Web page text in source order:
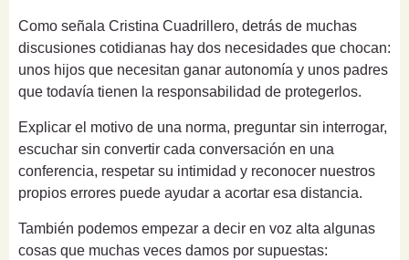
Como señala Cristina Cuadrillero, detrás de muchas
discusiones cotidianas hay dos necesidades que chocan:
unos hijos que necesitan ganar autonomía y unos padres
que todavía tienen la responsabilidad de protegerlos.
Explicar el motivo de una norma, preguntar sin interrogar,
escuchar sin convertir cada conversación en una
conferencia, respetar su intimidad y reconocer nuestros
propios errores puede ayudar a acortar esa distancia.
También podemos empezar a decir en voz alta algunas
cosas que muchas veces damos por supuestas: